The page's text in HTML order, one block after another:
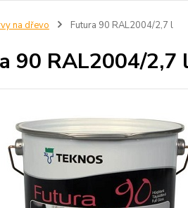
na dřevo Futura 90 RAL2004/2,7 l
90 RAL2004/2,7